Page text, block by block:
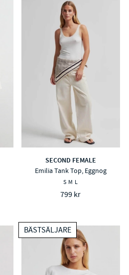
SECOND FEMALE
Emilia Tank Top, Eggnog
S M L
799 kr
BÄSTSÄLJARE